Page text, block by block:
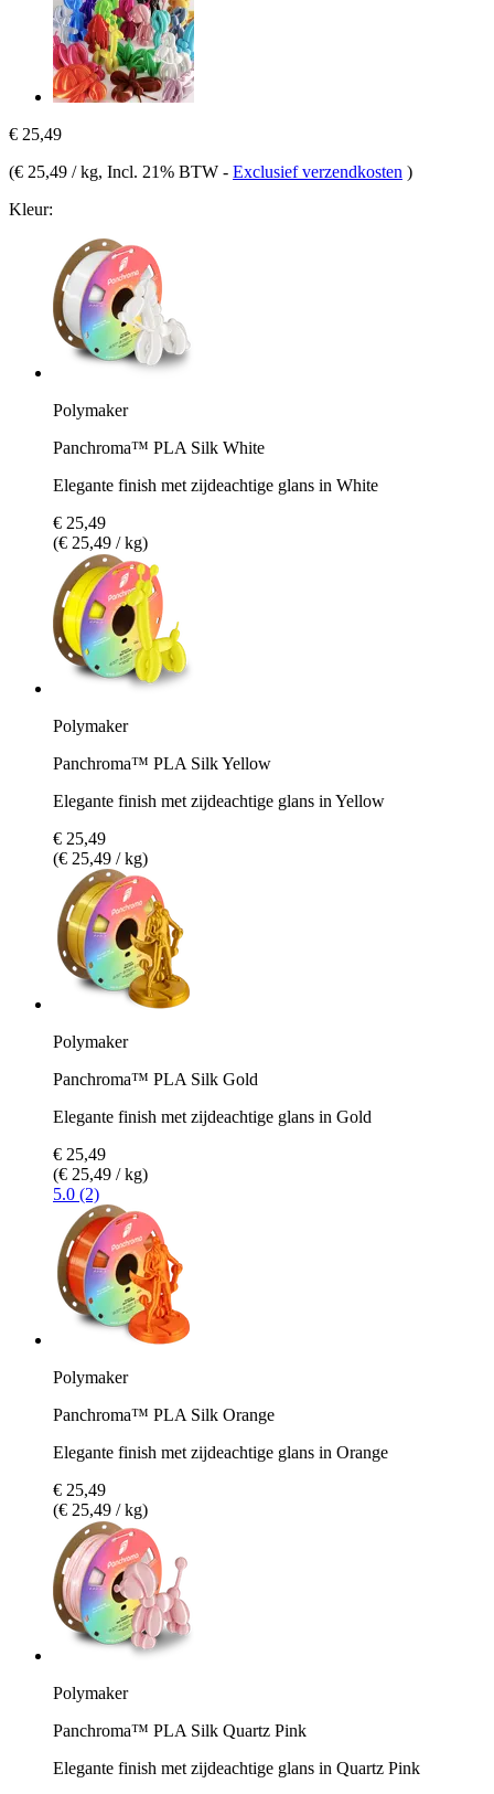
€ 25,49
(€ 25,49 / kg, Incl. 21% BTW - Exclusief verzendkosten )
Kleur:
Polymaker
Panchroma™ PLA Silk White
Elegante finish met zijdeachtige glans in White
€ 25,49
(€ 25,49 / kg)
Polymaker
Panchroma™ PLA Silk Yellow
Elegante finish met zijdeachtige glans in Yellow
€ 25,49
(€ 25,49 / kg)
Polymaker
Panchroma™ PLA Silk Gold
Elegante finish met zijdeachtige glans in Gold
€ 25,49
(€ 25,49 / kg)
5.0 (2)
Polymaker
Panchroma™ PLA Silk Orange
Elegante finish met zijdeachtige glans in Orange
€ 25,49
(€ 25,49 / kg)
Polymaker
Panchroma™ PLA Silk Quartz Pink
Elegante finish met zijdeachtige glans in Quartz Pink